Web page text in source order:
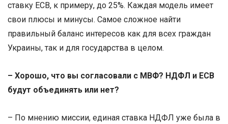
ставку ЕСВ, к примеру, до 25%. Каждая модель имеет
свои плюсы и минусы. Самое сложное найти
правильный баланс интересов как для всех граждан
Украины, так и для государства в целом.
– Хорошо, что вы согласовали с МВФ? НДФЛ и ЕСВ
будут объединять или нет?
– По мнению миссии, единая ставка НДФЛ уже была в